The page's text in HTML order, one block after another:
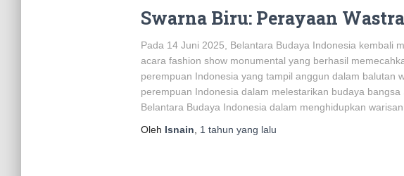
Swarna Biru: Perayaan
Pada 14 Juni 2025, Belantara Budaya Indonesia kembali
acara fashion show monumental yang berhasil
perempuan Indonesia yang tampil anggun dalam
perempuan Indonesia dalam melestarikan budaya
Belantara Budaya Indonesia dalam menghidupkan
Oleh Isnain 1 tahun yang lalu